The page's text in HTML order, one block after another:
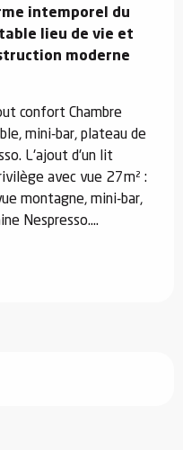
intemporel du
lieu de vie et
moderne
confort Chambre
mini-bar, plateau de
L'ajout d'un lit
avec vue 27m² :
montagne, mini-bar,
Nespresso....